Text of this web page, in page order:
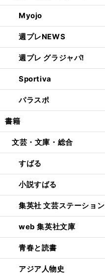
Myojo
週プレNEWS
週プレ グラジャパ!
Sportiva
パラスポ
書籍
文芸・文庫・総合
すばる
小説すばる
集英社 文芸ステーション
web 集英社文庫
青春と読書
アジア人物史